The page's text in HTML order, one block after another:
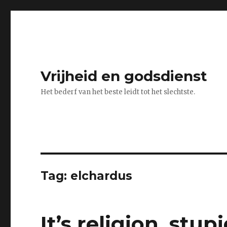
Vrijheid en godsdienst
Het bederf van het beste leidt tot het slechtste.
Tag: elchardus